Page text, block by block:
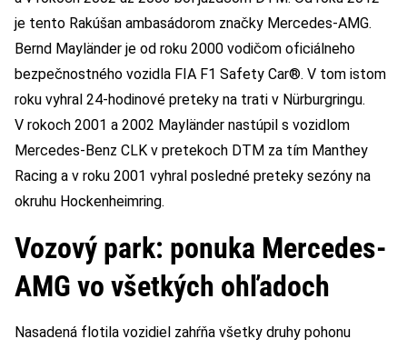
je tento Rakúšan ambasádorom značky Mercedes-AMG.
Bernd Mayländer je od roku 2000 vodičom oficiálneho
bezpečnostného vozidla FIA F1 Safety Car®. V tom istom
roku vyhral 24-hodinové preteky na trati v Nürburgringu.
V rokoch 2001 a 2002 Mayländer nastúpil s vozidlom
Mercedes-Benz CLK v pretekoch DTM za tím Manthey
Racing a v roku 2001 vyhral posledné preteky sezóny na
okruhu Hockenheimring.
Vozový park: ponuka Mercedes-
AMG vo všetkých ohľadoch
Nasadená flotila vozidiel zahŕňa všetky druhy pohonu